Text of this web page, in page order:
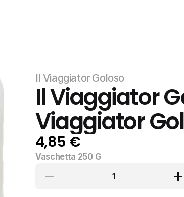
Il Viaggiator Goloso
Il Viaggiator
Viaggiator
4,85 €
Vaschetta 250 G
1